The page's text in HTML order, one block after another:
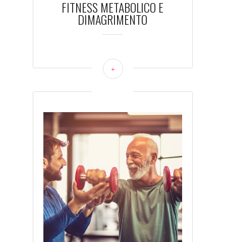
FITNESS METABOLICO E
DIMAGRIMENTO
+